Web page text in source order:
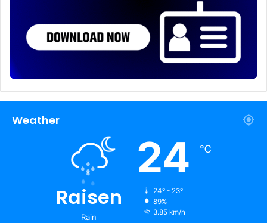
Weather
Raisen
Rain
24 ℃
24º - 23º
89%
3.85 km/h